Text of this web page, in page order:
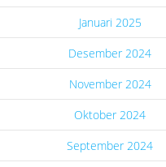
Januari 2025
Desember 2024
November 2024
Oktober 2024
September 2024